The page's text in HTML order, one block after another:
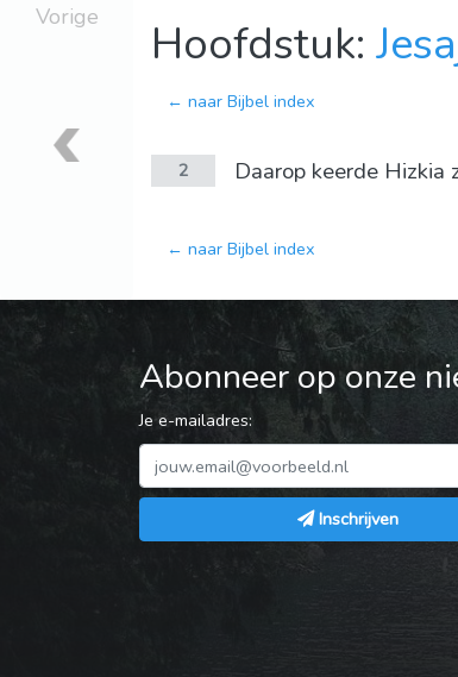
Vorige Hoofdstuk:
← naar Bijbel index
2 Daarop keerde Hizkia
← naar Bijbel index
Abonneer op onze
Je e-mailadres:
Inschrijven